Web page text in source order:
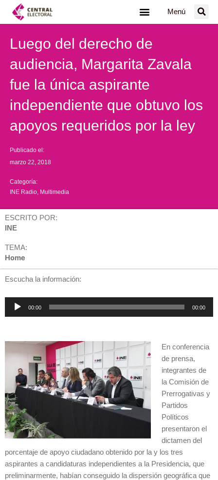
Menú
Luego del derecho de
audiencia, Margarita Zavala
fue la única aspirante
independiente que obtuvo los
apoyos requeridos por la ley
Publicado el:
marzo 22, 2018
Categoría:
INE Radio Multimedia
ESCRITO POR:
INE
TEMA:
Home
Escucha la información:
Reproductor
00:00 00:00
En conferencia
de prensa,
integrantes de
la Comisión de
Prerrogativas y
Partidos
Políticos
presentaron el
dictamen del
porcentaje de apoyo ciudadano obtenido por la y los tres
aspirantes a candidaturas independientes a la Presidencia, que
preliminarmente, habían conseguido la dispersión geográfica que